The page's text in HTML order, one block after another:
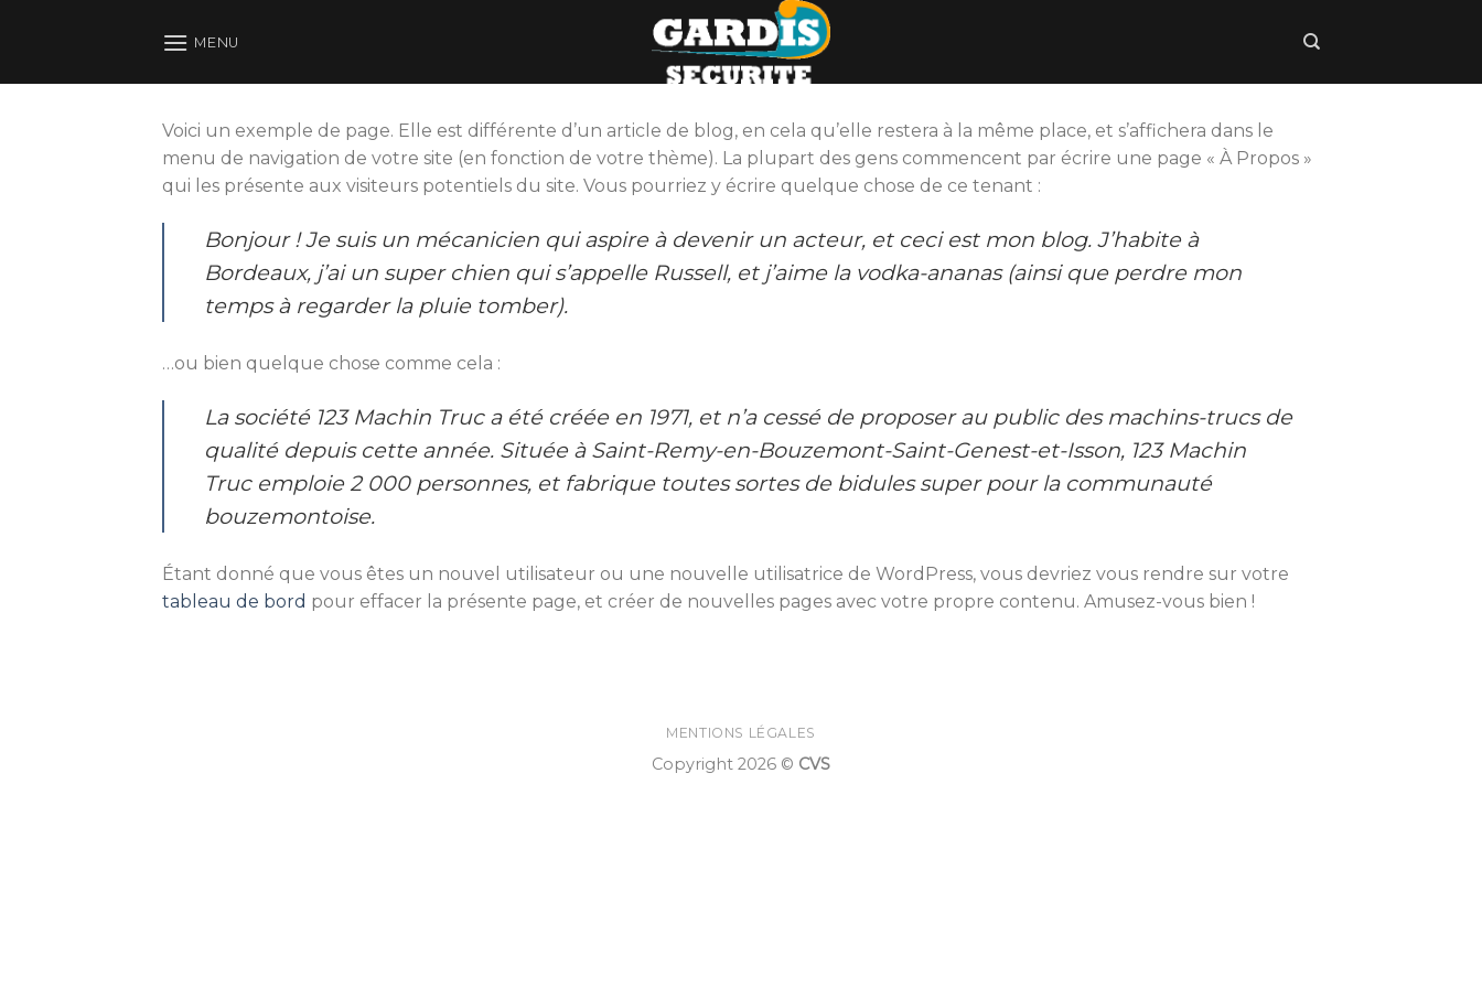
MENU
Voici un exemple de page. Elle est différente d’un article de blog, en cela qu’elle restera à la même place, et s’affichera dans le
menu de navigation de votre site (en fonction de votre thème). La plupart des gens commencent par écrire une page « À Propos »
qui les présente aux visiteurs potentiels du site. Vous pourriez y écrire quelque chose de ce tenant :
Bonjour ! Je suis un mécanicien qui aspire à devenir un acteur, et ceci est mon blog. J’habite à
Bordeaux, j’ai un super chien qui s’appelle Russell, et j’aime la vodka-ananas (ainsi que perdre mon
temps à regarder la pluie tomber).
…ou bien quelque chose comme cela :
La société 123 Machin Truc a été créée en 1971, et n’a cessé de proposer au public des machins-trucs de
qualité depuis cette année. Située à Saint-Remy-en-Bouzemont-Saint-Genest-et-Isson, 123 Machin
Truc emploie 2 000 personnes, et fabrique toutes sortes de bidules super pour la communauté
bouzemontoise.
Étant donné que vous êtes un nouvel utilisateur ou une nouvelle utilisatrice de WordPress, vous devriez vous rendre sur votre
tableau de bord pour effacer la présente page, et créer de nouvelles pages avec votre propre contenu. Amusez-vous bien !
MENTIONS LÉGALES
Copyright 2026 © CVS